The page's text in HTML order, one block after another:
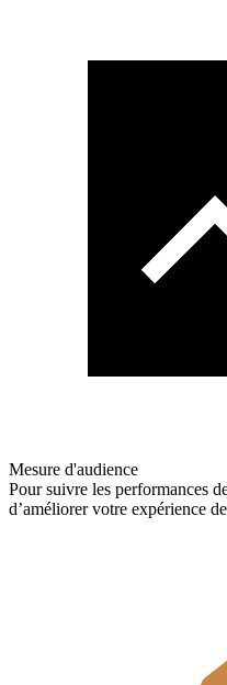
Mesure d'audience
Pour suivre les performances
d’améliorer votre expérience